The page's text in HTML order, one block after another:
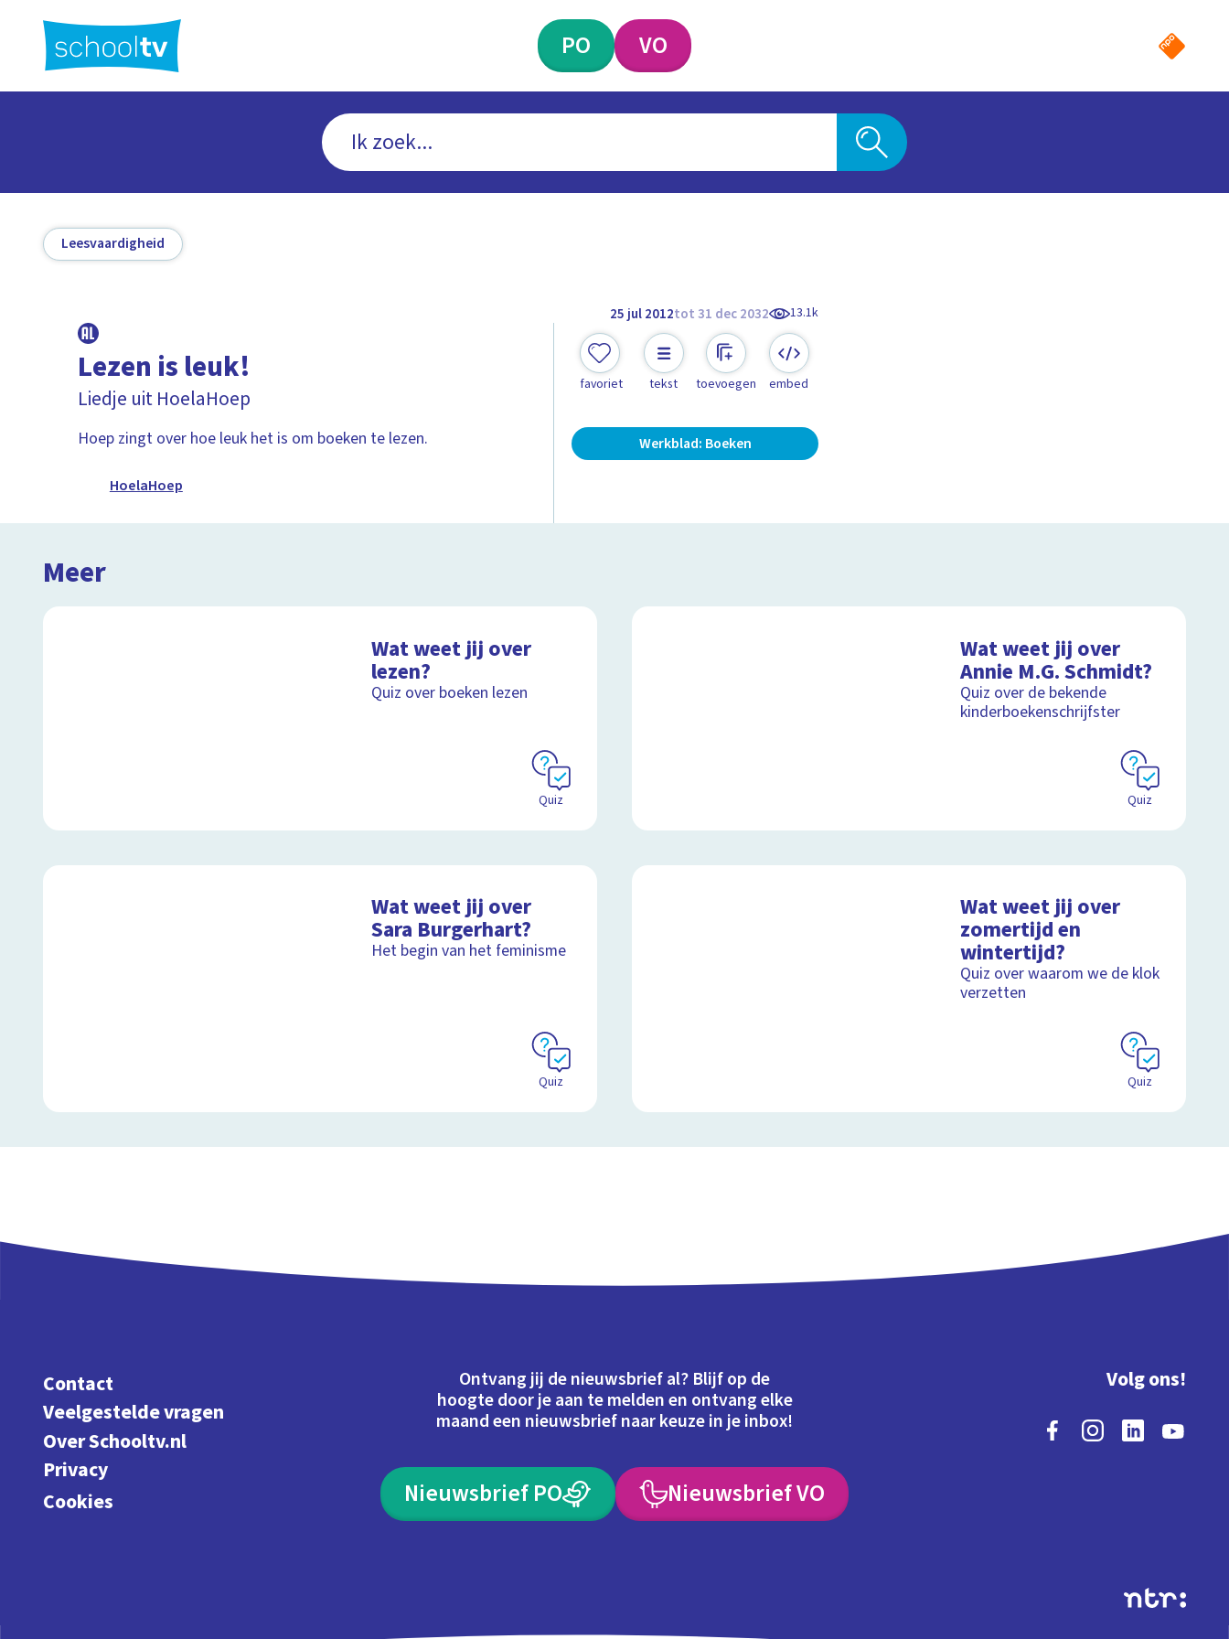
hoofdinhoud
PO VO
Leesvaardigheid
25 jul 2012tot 31 dec 2032 13.1k
Lezen is leuk!
Liedje uit HoelaHoep
Hoep zingt over hoe leuk het is om boeken te lezen.
HoelaHoep
favoriet tekst toevoegen embed
Werkblad: Boeken
Meer
Wat weet jij over
lezen?
Quiz over boeken lezen
Quiz
Wat weet jij over
Annie M.G. Schmidt?
Quiz over de bekende
kinderboekenschrijfster
Quiz
Wat weet jij over
Sara Burgerhart?
Het begin van het feminisme
Quiz
Wat weet jij over
zomertijd en
wintertijd?
Quiz over waarom we de klok
verzetten
Quiz
Contact
Veelgestelde vragen
Over Schooltv.nl
Privacy
Cookies
Ontvang jij de nieuwsbrief al? Blijf op de
hoogte door je aan te melden en ontvang elke
maand een nieuwsbrief naar keuze in je inbox!
Nieuwsbrief PO Nieuwsbrief VO
Volg ons!